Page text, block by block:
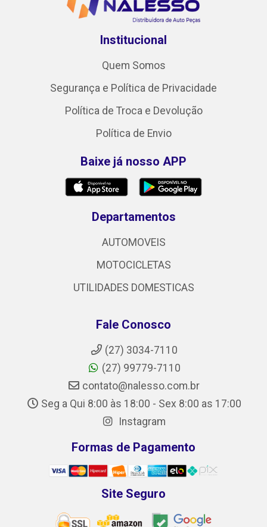
Institucional
Quem Somos
Segurança e Política de Privacidade
Política de Troca e Devolução
Política de Envio
Baixe já nosso APP
Departamentos
AUTOMOVEIS
MOTOCICLETAS
UTILIDADES DOMESTICAS
Fale Conosco
(27) 3034-7110
(27) 99779-7110
contato@nalesso.com.br
Seg a Qui 8:00 às 18:00 - Sex 8:00 as 17:00
Instagram
Formas de Pagamento
Site Seguro